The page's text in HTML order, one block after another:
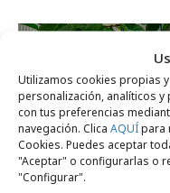
Utilizamos cookies propias
personalización, analíticos
con tus preferencias
navegación. Clica AQUÍpara
Cookies. Puedes aceptar
"Aceptar" o configurarlas o
"Configurar".